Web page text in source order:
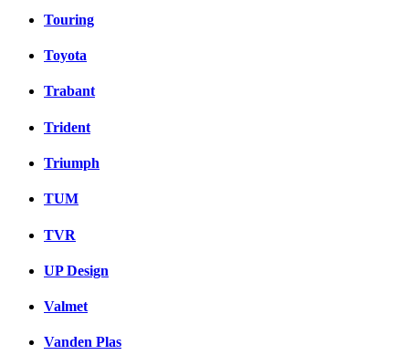
Touring
Toyota
Trabant
Trident
Triumph
TUM
TVR
UP Design
Valmet
Vanden Plas